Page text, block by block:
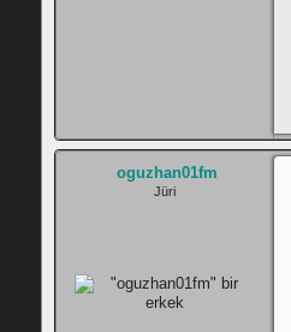
oguzhan01fm
Jüri